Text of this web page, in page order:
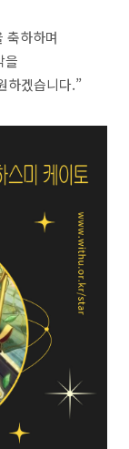
축하하며
을
하겠습니다.”